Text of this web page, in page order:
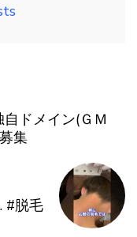
自ドメイン(ＧＭ
集
#脱毛